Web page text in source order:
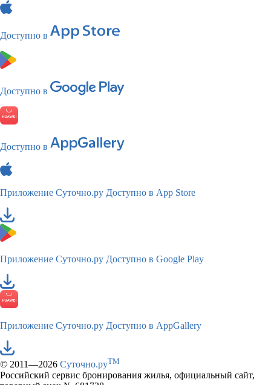
Доступно в
Доступно в
Доступно в
Приложение Суточно.ру Доступно в App Store
Приложение Суточно.ру Доступно в Google Play
Приложение Суточно.ру Доступно в AppGallery
© 2011—2026 Суточно.руTM
Российский сервис бронирования жилья, официальный сайт,